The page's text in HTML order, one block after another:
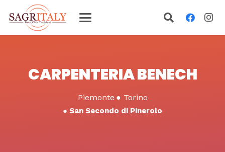
CARPENTERIA BENECH
Piemonte ● Torino
● San Secondo di Pinerolo